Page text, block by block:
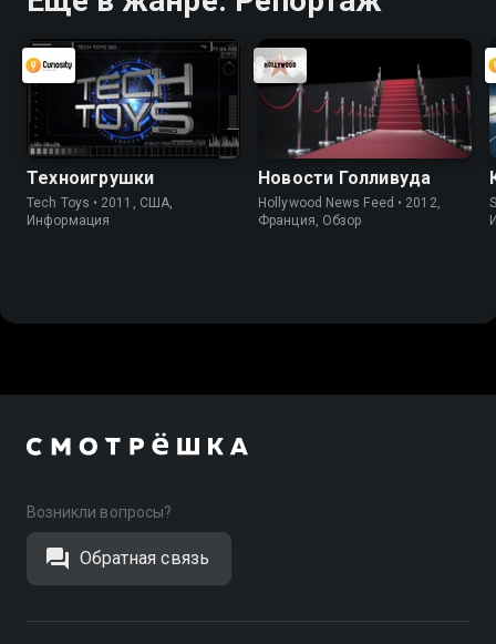
Техноигрушки
Tech Toys • 2011, США,
Информация
Новости Голливуда
Hollywood News Feed • 2012,
Франция, Обзор
Возникли вопросы?
Обратная связь